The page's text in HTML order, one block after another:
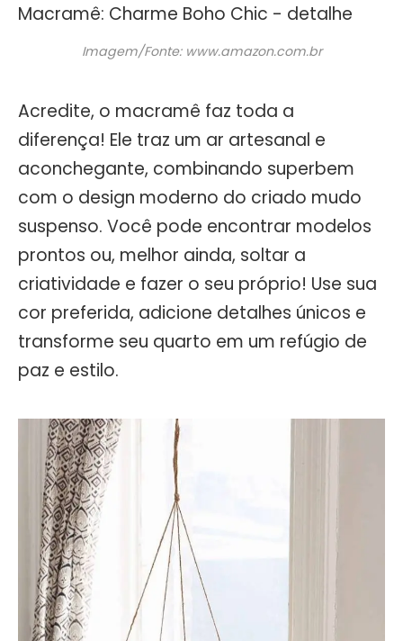
Imagem/Fonte: www.amazon.com.br
Acredite, o macramê faz toda a
diferença! Ele traz um ar artesanal e
aconchegante, combinando superbem
com o design moderno do criado mudo
suspenso. Você pode encontrar modelos
prontos ou, melhor ainda, soltar a
criatividade e fazer o seu próprio! Use sua
cor preferida, adicione detalhes únicos e
transforme seu quarto em um refúgio de
paz e estilo.